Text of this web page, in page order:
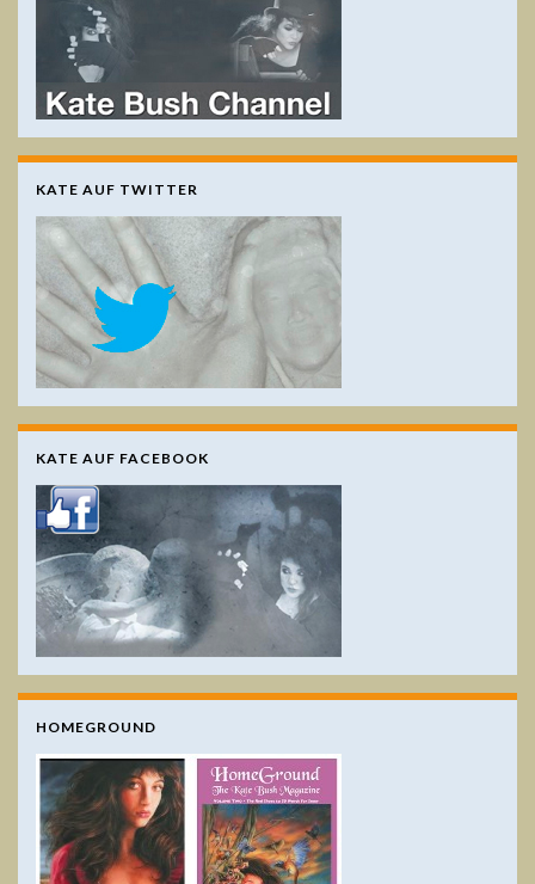
KATE AUF TWITTER
KATE AUF FACEBOOK
HOMEGROUND